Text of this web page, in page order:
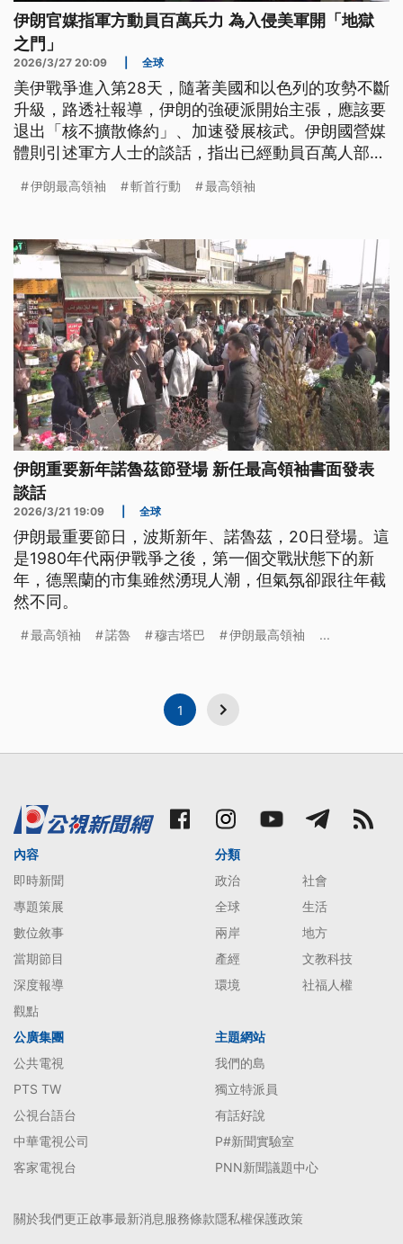
伊朗官媒指軍方動員百萬兵力 為入侵美軍開「地獄
之門」
2026/3/27 20:09 全球
美伊戰爭進入第28天，隨著美國和以色列的攻勢不斷
升級，路透社報導，伊朗的強硬派開始主張，應該要
退出「核不擴散條約」、加速發展核武。伊朗國營媒
體則引述軍方人士的談話，指出已經動員百萬人部
伊朗最高領袖 斬首行動 最高領袖
伊朗重要新年諾魯茲節登場 新任最高領袖書面發表
談話
2026/3/21 19:09 全球
伊朗最重要節日，波斯新年、諾魯茲，20日登場。這
是1980年代兩伊戰爭之後，第一個交戰狀態下的新
年，德黑蘭的市集雖然湧現人潮，但氣氛卻跟往年截
然不同。
最高領袖 諾魯 穆吉塔巴 伊朗最高領袖 ...
1
內容
即時新聞
專題策展
數位敘事
當期節目
深度報導
觀點
分類
政治
社會
全球
生活
兩岸
地方
產經
文教科技
環境
社福人權
公廣集團
公共電視
PTS TW
公視台語台
中華電視公司
客家電視台
主題網站
我們的島
獨立特派員
有話好說
P#新聞實驗室
PNN新聞議題中心
關於我們更正啟事最新消息服務條款隱私權保護政策